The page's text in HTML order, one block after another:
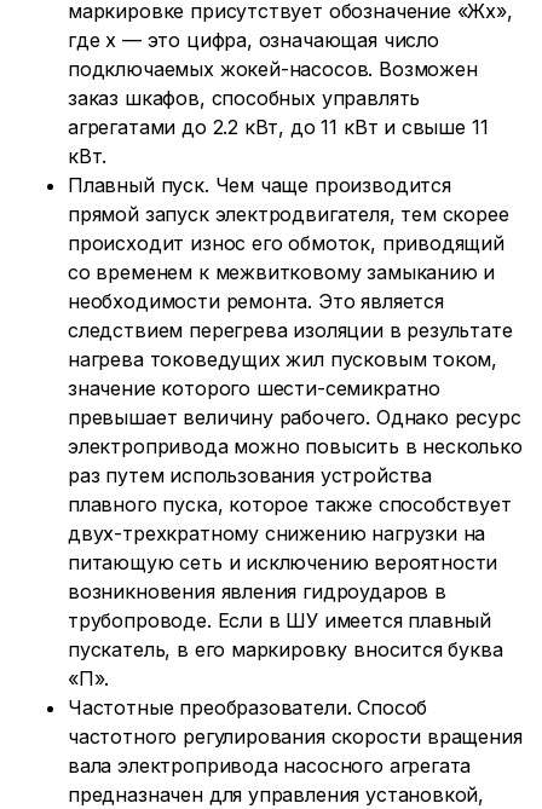
маркировке присутствует обозначение «Жх»,
где х — это цифра, означающая число
подключаемых жокей-насосов. Возможен
заказ шкафов, способных управлять
агрегатами до 2.2 кВт, до 11 кВт и свыше 11
кВт.
Плавный пуск. Чем чаще производится
прямой запуск электродвигателя, тем скорее
происходит износ его обмоток, приводящий
со временем к межвитковому замыканию и
необходимости ремонта. Это является
следствием перегрева изоляции в результате
нагрева токоведущих жил пусковым током,
значение которого шести-семикратно
превышает величину рабочего. Однако ресурс
электропривода можно повысить в несколько
раз путем использования устройства
плавного пуска, которое также способствует
двух-трехкратному снижению нагрузки на
питающую сеть и исключению вероятности
возникновения явления гидроударов в
трубопроводе. Если в ШУ имеется плавный
пускатель, в его маркировку вносится буква
«П».
Частотные преобразователи. Способ
частотного регулирования скорости вращения
вала электропривода насосного агрегата
предназначен для управления установкой,